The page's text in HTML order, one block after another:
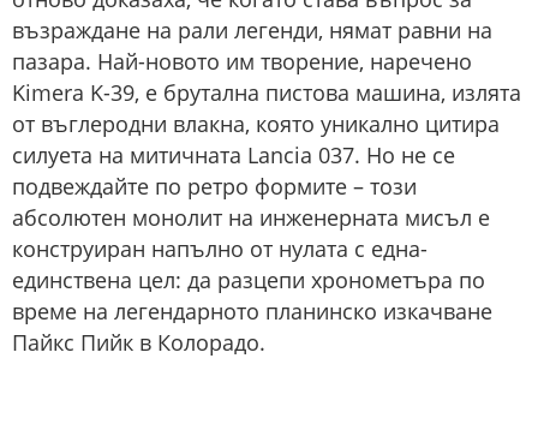
възраждане на рали легенди, нямат равни на
пазара. Най-новото им творение, наречено
Kimera K-39, е брутална пистова машина, излята
от въглеродни влакна, която уникално цитира
силуета на митичната Lancia 037. Но не се
подвеждайте по ретро формите – този
абсолютен монолит на инженерната мисъл е
конструиран напълно от нулата с една-
единствена цел: да разцепи хронометъра по
време на легендарното планинско изкачване
Пайкс Пийк в Колорадо.